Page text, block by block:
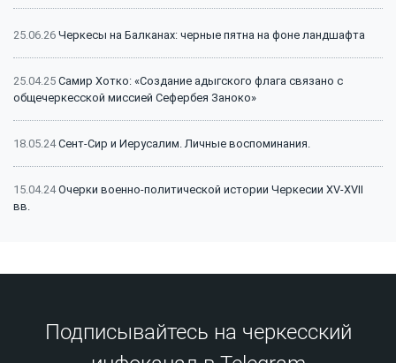
25.06.26 Черкесы на Балканах: черные пятна на фоне ландшафта
25.04.25 Самир Хотко: «Создание адыгского флага связано с
общечеркесской миссией Сефербея Заноко»
18.05.24Сент-Сир и Иерусалим. Личные воспоминания.
15.04.24Очерки военно-политической истории Черкесии XV-XVII
вв.
Подписывайтесь на черкесский